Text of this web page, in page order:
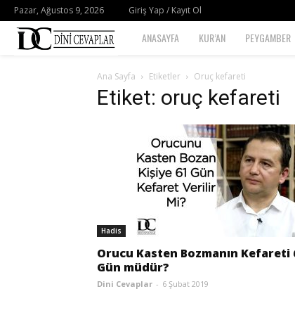
Pazar, Ağustos 9, 2026 Giriş Yap / Kayıt Ol
Dini
Cevaplar
ANASAYFA KUR’AN PEYGAMBER
Ana Sayfa Etiketler Oruç kefareti
Etiket: oruç kefareti
Hadis
Orucu Kasten Bozmanın Kefareti
Gün müdür?
Dini Cevaplar - 6 Şubat 2019